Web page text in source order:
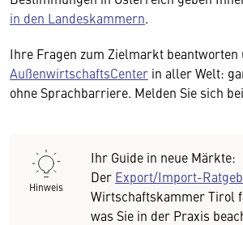
in den Landeskammern.
Ihre Fragen zum Zielmarkt beantworten
AußenwirtschaftsCenter in aller Welt:
ohne Sprachbarriere. Melden Sie sich
Hinweis
Ihr Guide in neue Märkte:
Der Export/Import-
Wirtschaftskammer Tirol
was Sie in der Praxis